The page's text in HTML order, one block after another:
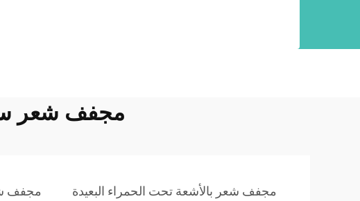
مجفف شعر
مجفف شعر بالأشعة تحت الحمراء البعيدة مجفف